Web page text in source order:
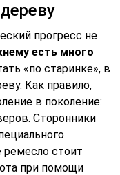
прогресс не
есть много
«по старинке», в
Как правило,
в поколение:
Сторонники
ремесло стоит
при помощи